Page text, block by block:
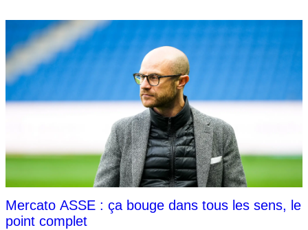
Mercato ASSE : ça bouge dans tous les sens, le
point complet